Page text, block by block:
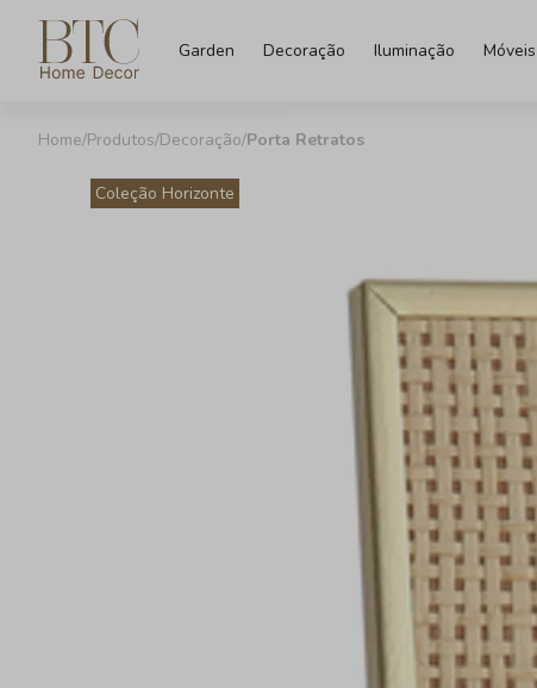
Garden Decoração Iluminação Móveis
Produtos Decoração Porta Retratos
Coleção Horizonte